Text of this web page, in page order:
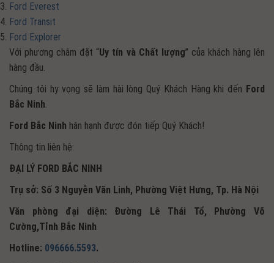
Ford Everest
Ford Transit
Ford Explorer
Với phương châm đặt “Uy tín và Chất lượng” của khách hàng lên
hàng đầu.
Chúng tôi hy vọng sẽ làm hài lòng Quý Khách Hàng khi đến Ford
Bắc Ninh.
Ford Bắc Ninh hân hạnh được đón tiếp Quý Khách!
Thông tin liên hệ:
ĐẠI LÝ FORD BẮC NINH
Trụ sở: Số 3 Nguyễn Văn Linh, Phường Việt Hưng, Tp. Hà Nội
Văn phòng đại diện: Đường Lê Thái Tổ, Phường Võ
Cường,Tỉnh Bắc Ninh
Hotline: 096666.5593.